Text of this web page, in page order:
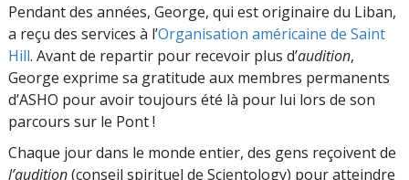
Pendant des années, George, qui est originaire du Liban,
a reçu des services à l’Organisation américaine de Saint
Hill. Avant de repartir pour recevoir plus d’audition,
George exprime sa gratitude aux membres permanents
d’ASHO pour avoir toujours été là pour lui lors de son
parcours sur le Pont !
Chaque jour dans le monde entier, des gens reçoivent de
l’audition(conseil spirituel de Scientology) pour atteindre